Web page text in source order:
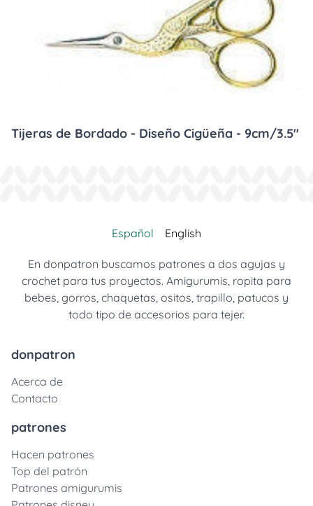
Tijeras de Bordado - Diseño Cigüeña - 9cm/3.5"
Español English
En donpatron buscamos patrones a dos agujas y
crochet para tus proyectos. Amigurumis, ropita para
bebes, gorros, chaquetas, ositos, trapillo, patucos y
todo tipo de accesorios para tejer.
donpatron
Acerca de
Contacto
patrones
Hacen patrones
Top del patrón
Patrones amigurumis